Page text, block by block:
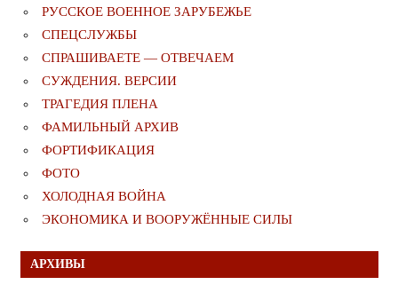
РУССКОЕ ВОЕННОЕ ЗАРУБЕЖЬЕ
СПЕЦСЛУЖБЫ
СПРАШИВАЕТЕ — ОТВЕЧАЕМ
СУЖДЕНИЯ. ВЕРСИИ
ТРАГЕДИЯ ПЛЕНА
ФАМИЛЬНЫЙ АРХИВ
ФОРТИФИКАЦИЯ
ФОТО
ХОЛОДНАЯ ВОЙНА
ЭКОНОМИКА И ВООРУЖЁННЫЕ СИЛЫ
АРХИВЫ